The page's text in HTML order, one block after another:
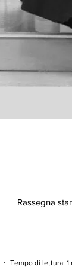
Rassegna
Tempo di lettura: 1